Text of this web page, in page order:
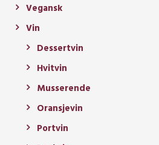
Vegansk
Vin
Dessertvin
Hvitvin
Musserende
Oransjevin
Portvin